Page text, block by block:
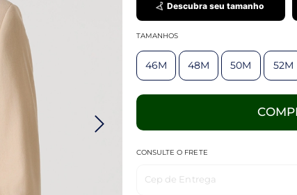
Descubra seu tamanho
TAMANHOS
46M 48M 50M 52M
CONSULTE O FRETE
Cep de Entrega